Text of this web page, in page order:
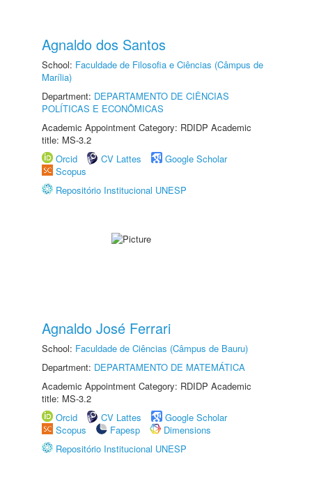
Agnaldo dos Santos
School: Faculdade de Filosofia e Ciências (Câmpus de
Marília)
Department: DEPARTAMENTO DE CIÊNCIAS
POLÍTICAS E ECONÔMICAS
Academic Appointment Category: RDIDP Academic
title: MS-3.2
Orcid
CV Lattes
Google Scholar
Scopus
Repositório Institucional UNESP
Agnaldo José Ferrari
School: Faculdade de Ciências (Câmpus de Bauru)
Department: DEPARTAMENTO DE MATEMÁTICA
Academic Appointment Category: RDIDP Academic
title: MS-3.2
Orcid
CV Lattes
Google Scholar
Scopus
Fapesp
Dimensions
Repositório Institucional UNESP